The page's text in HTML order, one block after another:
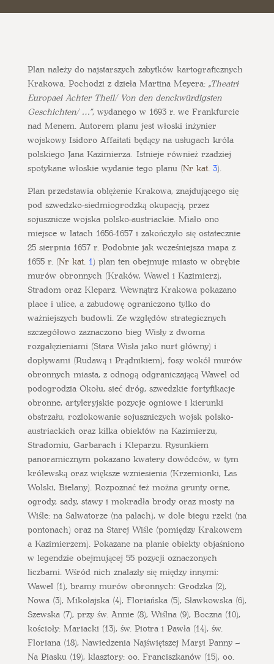
Plan należy do najstarszych zabytków kartograficznych
Krakowa. Pochodzi z dzieła Martina Meyera: „Theatri
Europaei Achter Theil/ Von den denckwürdigsten
Geschichten/ …”, wydanego w 1693 r. we Frankfurcie
nad Menem. Autorem planu jest włoski inżynier
wojskowy Isidoro Affaitati będący na usługach króla
polskiego Jana Kazimierza. Istnieje również rzadziej
spotykane włoskie wydanie tego planu (Nr kat.3).
Plan przedstawia oblężenie Krakowa, znajdującego się
pod szwedzko-siedmiogrodzką okupacją, przez
sojusznicze wojska polsko-austriackie. Miało ono
miejsce w latach 1656-1657 i zakończyło się ostatecznie
25 sierpnia 1657 r. Podobnie jak wcześniejsza mapa z
1655 r. (Nr kat.1) plan ten obejmuje miasto w obrębie
murów obronnych (Kraków, Wawel i Kazimierz),
Stradom oraz Kleparz. Wewnątrz Krakowa pokazano
place i ulice, a zabudowę ograniczono tylko do
ważniejszych budowli. Ze względów strategicznych
szczegółowo zaznaczono bieg Wisły z dwoma
rozgałęzieniami (Stara Wisła jako nurt główny) i
dopływami (Rudawą i Prądnikiem), fosy wokół murów
obronnych miasta, z odnogą odgraniczającą Wawel od
podogrodzia Okołu, sieć dróg, szwedzkie fortyfikacje
obronne, artyleryjskie pozycje ogniowe i kierunki
obstrzału, rozlokowanie sojuszniczych wojsk polsko-
austriackich oraz kilka obiektów na Kazimierzu,
Stradomiu, Garbarach i Kleparzu. Rysunkiem
panoramicznym pokazano kwatery dowódców, w tym
królewską oraz większe wzniesienia (Krzemionki, Las
Wolski, Bielany). Rozpoznać też można grunty orne,
ogrody, sady, stawy i mokradła brody oraz mosty na
Wiśle: na Salwatorze (na palach), w dole biegu rzeki (na
pontonach) oraz na Starej Wiśle (pomiędzy Krakowem
a Kazimierzem). Pokazane na planie obiekty objaśniono
w legendzie obejmującej 55 pozycji oznaczonych
liczbami. Wśród nich znalazły się między innymi:
Wawel (1), bramy murów obronnych: Grodzka (2),
Nowa (3), Mikołajska (4), Floriańska (5), Sławkowska (6),
Szewska (7), przy św. Annie (8), Wiślna (9), Boczna (10),
kościoły: Mariacki (13), św. Piotra i Pawła (14), św.
Floriana (18), Nawiedzenia Najświętszej Maryi Panny –
Na Piasku (19), klasztory: oo. Franciszkanów (15), oo.